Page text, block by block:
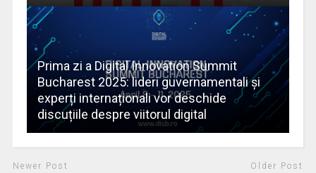
Prima zi a Digital Innovation Summit
Bucharest 2025: lideri guvernamentali și
experți internaționali vor deschide
discuțiile despre viitorul digital
Newer Post Older Post